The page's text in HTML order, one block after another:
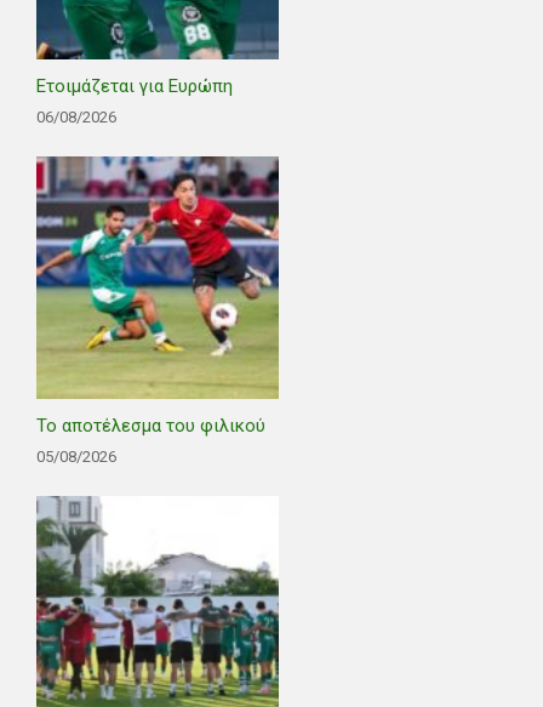
Ετοιμάζεται για Ευρώπη
06/08/2026
Το αποτέλεσμα του φιλικού
05/08/2026